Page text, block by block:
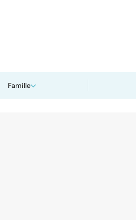
Famille